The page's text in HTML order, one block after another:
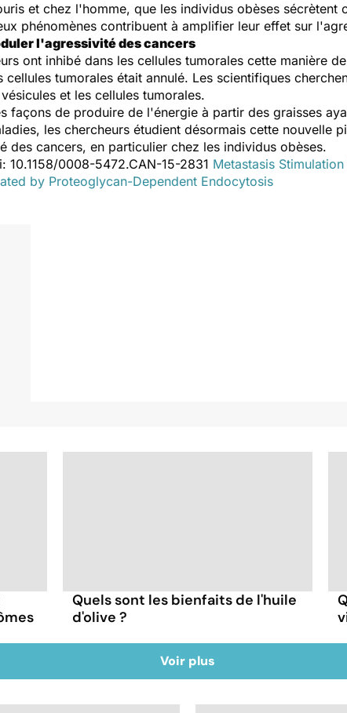
et chez l'homme, que les individus obèses sécrètent
phénomènes contribuent à amplifier leur effet sur
l'agressivité des cancers
ont inhibé dans les cellules tumorales cette manière
tumorales était annulé. Les scientifiques
et les cellules tumorales.
façons de produire de l'énergie à partir des graisses
les chercheurs étudient désormais cette nouvelle
des cancers, en particulier chez les individus obèses.
10.1158/0008-5472.CAN-15-2831 Metastasis
by Proteoglycan-Dependent Endocytosis
Quels sont les bienfaits de l'huile
d'olive ?
Voir plus